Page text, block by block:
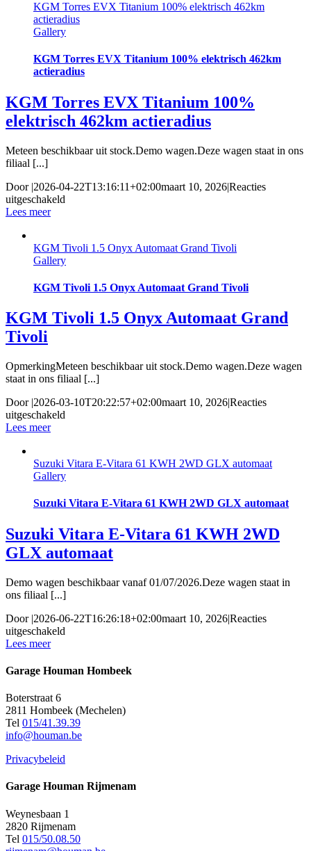
1.5
Titanium
Automaat
KGM Torres EVX Titanium 100% elektrisch 462km
actieradius
Gallery
KGM Torres EVX Titanium 100% elektrisch 462km
actieradius
KGM Torres EVX Titanium 100%
elektrisch 462km actieradius
Meteen beschikbaar uit stock.Demo wagen.Deze wagen staat in ons
filiaal [...]
Door |2026-04-22T13:16:11+02:00maart 10, 2026|Reacties
uitgeschakeld
Titanium
100%
462km
Lees meer
KGM Tivoli 1.5 Onyx Automaat Grand Tivoli
Gallery
KGM Tivoli 1.5 Onyx Automaat Grand Tivoli
KGM Tivoli 1.5 Onyx Automaat Grand
Tivoli
OpmerkingMeteen beschikbaar uit stock.Demo wagen.Deze wagen
staat in ons filiaal [...]
Door |2026-03-10T20:22:57+02:00maart 10, 2026|Reacties
uitgeschakeld
Onyx
Automaat
Tivoli
Lees meer
Suzuki Vitara E-Vitara 61 KWH 2WD GLX automaat
Gallery
Suzuki Vitara E-Vitara 61 KWH 2WD GLX automaat
Suzuki Vitara E-Vitara 61 KWH 2WD
GLX automaat
Demo wagen beschikbaar vanaf 01/07/2026.Deze wagen staat in
ons filiaal [...]
Door |2026-06-22T16:26:18+02:00maart 10, 2026|Reacties
uitgeschakeld
E-
KWH
2WD
GLX
automaat
Lees meer
Garage Houman Hombeek
Boterstraat 6
2811 Hombeek (Mechelen)
Tel 015/41.39.39
info@houman.be
Privacybeleid
Garage Houman Rijmenam
Weynesbaan 1
2820 Rijmenam
Tel 015/50.08.50